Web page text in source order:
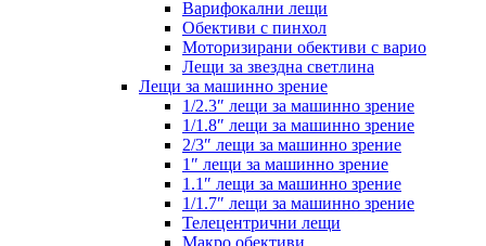
Варифокални лещи
Обективи с пинхол
Моторизирани обективи с варио
Лещи за звездна светлина
Лещи за машинно зрение
1/2.3″ лещи за машинно зрение
1/1.8″ лещи за машинно зрение
2/3″ лещи за машинно зрение
1″ лещи за машинно зрение
1.1″ лещи за машинно зрение
1/1.7″ лещи за машинно зрение
Телецентрични лещи
Макро обективи